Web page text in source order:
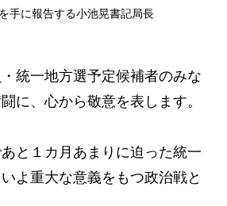
手に報告する小池晃書記局長
統一地方選予定候補者のみな
に、心から敬意を表します。
と１カ月あまりに迫った統一
よ重大な意義をもつ政治戦と